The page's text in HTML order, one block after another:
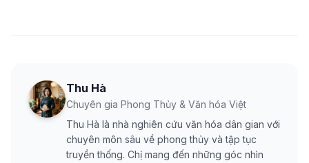
Thu Hà
Chuyên gia Phong Thủy & Văn hóa Việt
Thu Hà là nhà nghiên cứu văn hóa dân gian với
chuyên môn sâu về phong thủy và tập tục
truyền thống. Chị mang đến những góc nhìn